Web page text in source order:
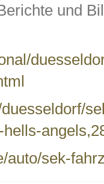
und
auto/sek-